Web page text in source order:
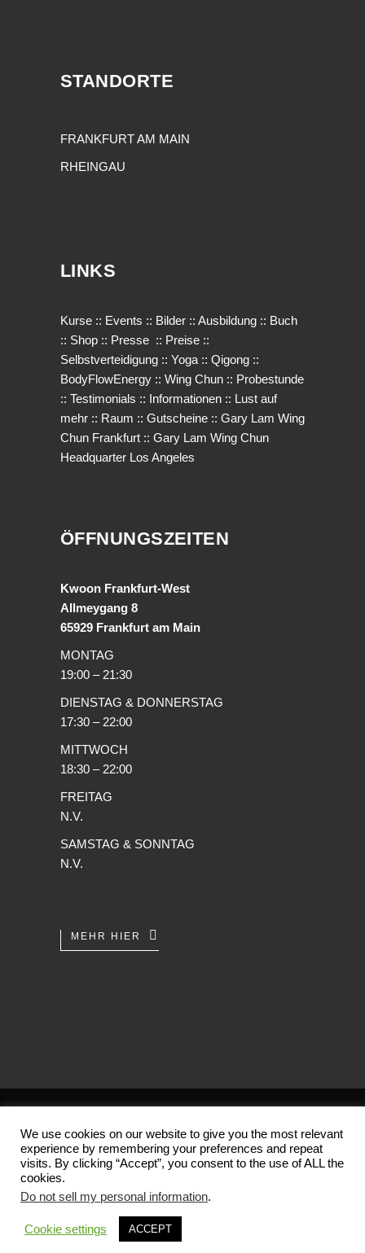
STANDORTE
FRANKFURT AM MAIN
RHEINGAU
LINKS
Kurse :: Events :: Bilder :: Ausbildung :: Buch
:: Shop :: Presse :: Preise ::
Selbstverteidigung :: Yoga :: Qigong ::
BodyFlowEnergy :: Wing Chun :: Probestunde
:: Testimonials :: Informationen :: Lust auf
mehr :: Raum :: Gutscheine :: Gary Lam Wing
Chun Frankfurt :: Gary Lam Wing Chun
Headquarter Los Angeles
ÖFFNUNGSZEITEN
Kwoon Frankfurt-West
Allmeygang 8
65929 Frankfurt am Main
MONTAG
19:00 – 21:30
DIENSTAG & DONNERSTAG
17:30 – 22:00
MITTWOCH
18:30 – 22:00
FREITAG
N.V.
SAMSTAG & SONNTAG
N.V.
MEHR HIER
Copyright 2001-2026 (c) by
Frankfurt/Germany.
We use cookies on our website to give you the most relevant
experience by remembering your preferences and repeat
visits. By clicking “Accept”, you consent to the use of ALL the
cookies.
Do not sell my personal information.
Cookie settings ACCEPT